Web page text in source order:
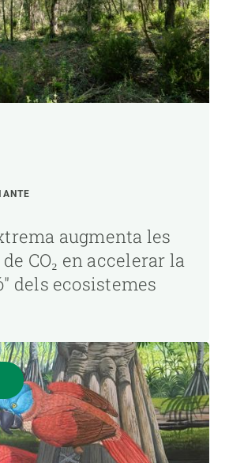
augmenta les
CO₂ en accelerar la
dels ecosistemes